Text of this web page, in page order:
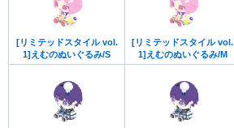
[リミテッドスタイル vol.
1]えむのぬいぐるみ/S
[リミテッドスタイル vol.
1]えむのぬいぐるみ/M